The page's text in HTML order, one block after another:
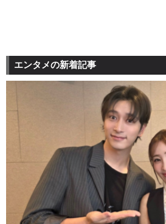
エンタメの新着記事